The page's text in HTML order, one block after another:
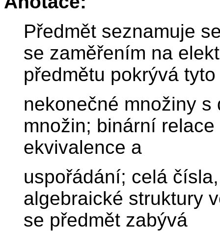
Předmět seznamuje
se zaměřením na
předmětu pokrývá
nekonečné množiny
množin; binární
ekvivalence a
uspořádání; celá
algebraické struktury
se předmět zabývá